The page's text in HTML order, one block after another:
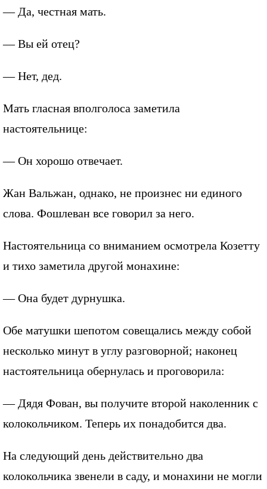
— Да, честная мать.
— Вы ей отец?
— Нет, дед.
Мать гласная вполголоса заметила
настоятельнице:
— Он хорошо отвечает.
Жан Вальжан, однако, не произнес ни единого
слова. Фошлеван все говорил за него.
Настоятельница со вниманием осмотрела Козетту
и тихо заметила другой монахине:
— Она будет дурнушка.
Обе матушки шепотом совещались между собой
несколько минут в углу разговорной; наконец
настоятельница обернулась и проговорила:
— Дядя Фован, вы получите второй наколенник с
колокольчиком. Теперь их понадобится два.
На следующий день действительно два
колокольчика звенели в саду, и монахини не могли